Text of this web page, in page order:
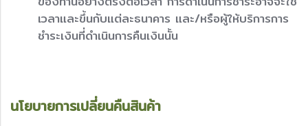
เวลาและขึ้นกับแต่ละธนาคาร และ/หรือผู้ให้บริการการ
ชำระเงินที่ดำเนินการคืนเงินนั้น
นโยบายการเปลี่ยนคืนสินค้า